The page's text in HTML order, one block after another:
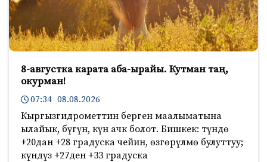
8-августка карата аба-ырайы. Кутман таң,
окурман!
07:34 08.08.2026
Кыргызгидрометтин берген маалыматына
ылайык, бүгүн, күн ачк болот. Бишкек: түндө
+20дан +28 градуска чейин, өзгөрүлмө булуттуу;
күндүз +27ден +33 градуска